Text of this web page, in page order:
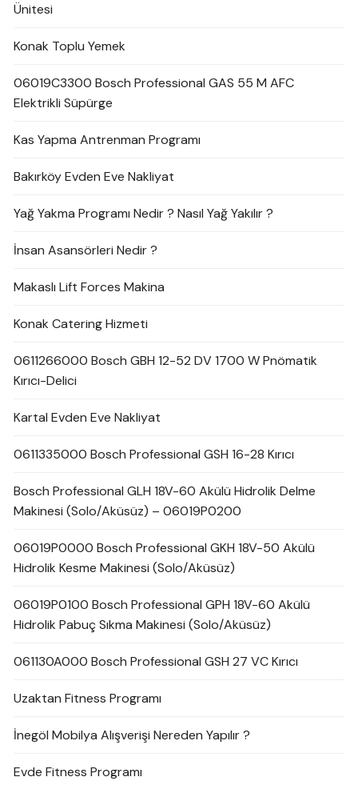
Ünitesi
Konak Toplu Yemek
06019C3300 Bosch Professional GAS 55 M AFC
Elektrikli Süpürge
Kas Yapma Antrenman Programı
Bakırköy Evden Eve Nakliyat
Yağ Yakma Programı Nedir ? Nasıl Yağ Yakılır ?
İnsan Asansörleri Nedir ?
Makaslı Lift Forces Makina
Konak Catering Hizmeti
0611266000 Bosch GBH 12-52 DV 1700 W Pnömatik
Kırıcı-Delici
Kartal Evden Eve Nakliyat
0611335000 Bosch Professional GSH 16-28 Kırıcı
Bosch Professional GLH 18V-60 Akülü Hidrolik Delme
Makinesi (Solo/Aküsüz) – 06019P0200
06019P0000 Bosch Professional GKH 18V-50 Akülü
Hidrolik Kesme Makinesi (Solo/Aküsüz)
06019P0100 Bosch Professional GPH 18V-60 Akülü
Hidrolik Pabuç Sıkma Makinesi (Solo/Aküsüz)
061130A000 Bosch Professional GSH 27 VC Kırıcı
Uzaktan Fitness Programı
İnegöl Mobilya Alışverişi Nereden Yapılır ?
Evde Fitness Programı